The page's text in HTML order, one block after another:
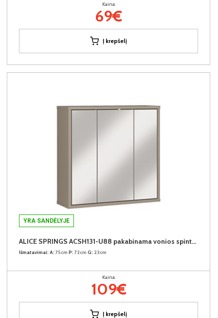
Kaina:
69€
Į krepšelį
YRA SANDĖLYJE
ALICE SPRINGS ACSH131-U88 pakabinama vonios spintelė su veidrodžiu
Išmatavimai: A: 75cm P: 72cm G: 23cm
Kaina:
109€
Į krepšelį